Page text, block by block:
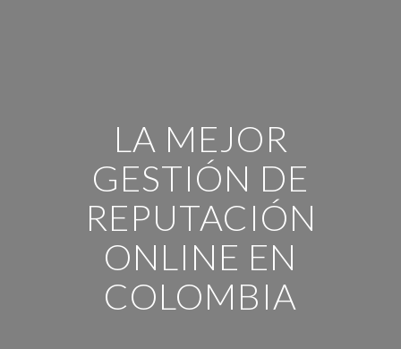
LA MEJOR
GESTIÓN DE
REPUTACIÓN
ONLINE EN
COLOMBIA